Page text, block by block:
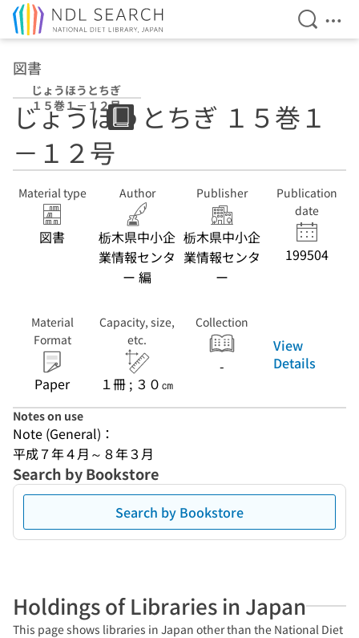
Open
図書
じょうほうとちぎ
１５巻１－１２号
じょうほうとちぎ １５巻１
－１２号
Material type
図書
Author
栃木県中小企
業情報センタ
ー 編
Publisher
栃木県中小企
業情報センタ
ー
Publication
date
199504
Material
Format
Paper
Capacity, size,
etc.
１冊 ; ３０㎝
Collection
-
View
Details
Notes on use
Note (General)：
平成７年４月～８年３月
Search by Bookstore
Search by Bookstore
Holdings of Libraries in Japan
This page shows libraries in Japan other than the National Diet